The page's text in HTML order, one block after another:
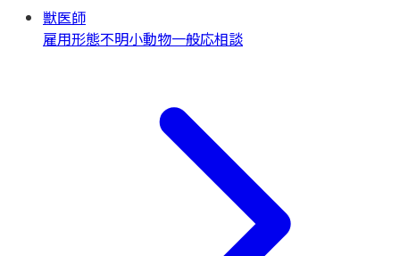
獣医師
雇用形態不明小動物一般応相談